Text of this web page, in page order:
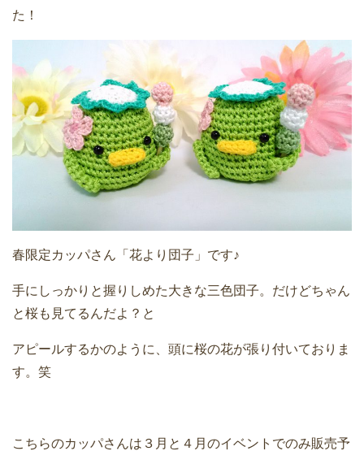
た！
春限定カッパさん「花より団子」です♪
手にしっかりと握りしめた大きな三色団子。だけどちゃん
と桜も見てるんだよ？と
アピールするかのように、頭に桜の花が張り付いておりま
す。笑
こちらのカッパさんは３月と４月のイベントでのみ販売予